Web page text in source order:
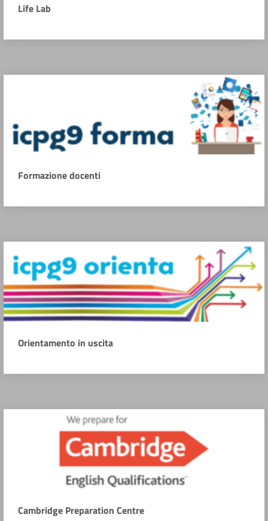
Life Lab
Formazione docenti
Orientamento in uscita
Cambridge Preparation Centre